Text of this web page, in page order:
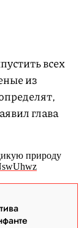
всех
из
глава
природу